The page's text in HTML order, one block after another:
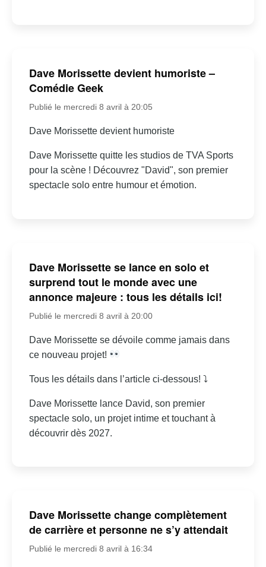
Dave Morissette devient humoriste –
Comédie Geek
Publié le mercredi 8 avril à 20:05
Dave Morissette devient humoriste
Dave Morissette quitte les studios de TVA Sports
pour la scène ! Découvrez "David", son premier
spectacle solo entre humour et émotion.
Dave Morissette se lance en solo et
surprend tout le monde avec une
annonce majeure : tous les détails ici!
Publié le mercredi 8 avril à 20:00
Dave Morissette se dévoile comme jamais dans
ce nouveau projet!
Tous les détails dans l’article ci-dessous! ⤵
Dave Morissette lance David, son premier
spectacle solo, un projet intime et touchant à
découvrir dès 2027.
Dave Morissette change complètement
de carrière et personne ne s’y attendait
Publié le mercredi 8 avril à 16:34